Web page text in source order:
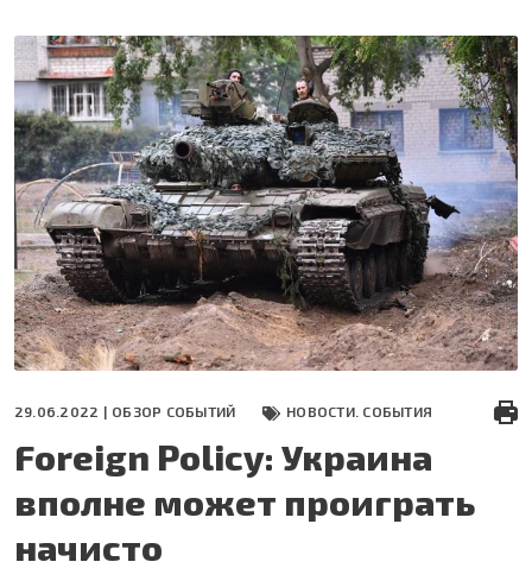
основному
содержанию
29.06.2022 | ОБЗОР СОБЫТИЙ НОВОСТИ. СОБЫТИЯ
Foreign Policy: Украина
вполне может проиграть
начисто